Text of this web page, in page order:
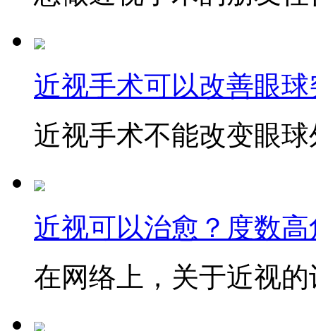
近视手术可以改善眼
近视手术不能改变眼
近视可以治愈？度数
在网络上，关于近视